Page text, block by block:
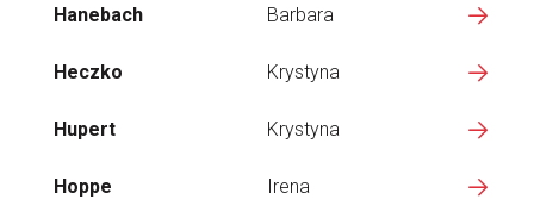
Hanebach Barbara
Heczko Krystyna
Hupert Krystyna
Hoppe Irena